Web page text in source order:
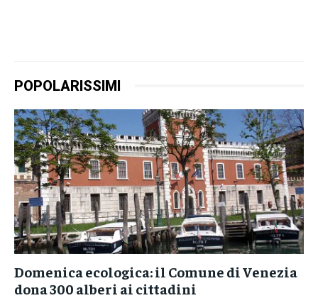
POPOLARISSIMI
Domenica ecologica: il Comune di Venezia
dona 300 alberi ai cittadini